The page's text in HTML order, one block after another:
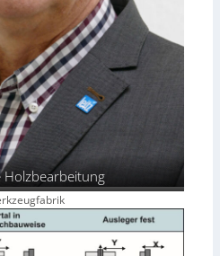
Holzbearbeitung